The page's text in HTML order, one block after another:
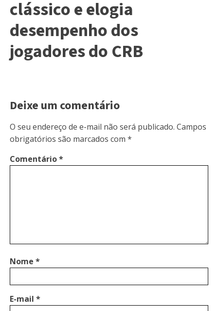
clássico e elogia
desempenho dos
jogadores do CRB
Deixe um comentário
O seu endereço de e-mail não será publicado. Campos
obrigatórios são marcados com *
Comentário*
Nome *
E-mail *